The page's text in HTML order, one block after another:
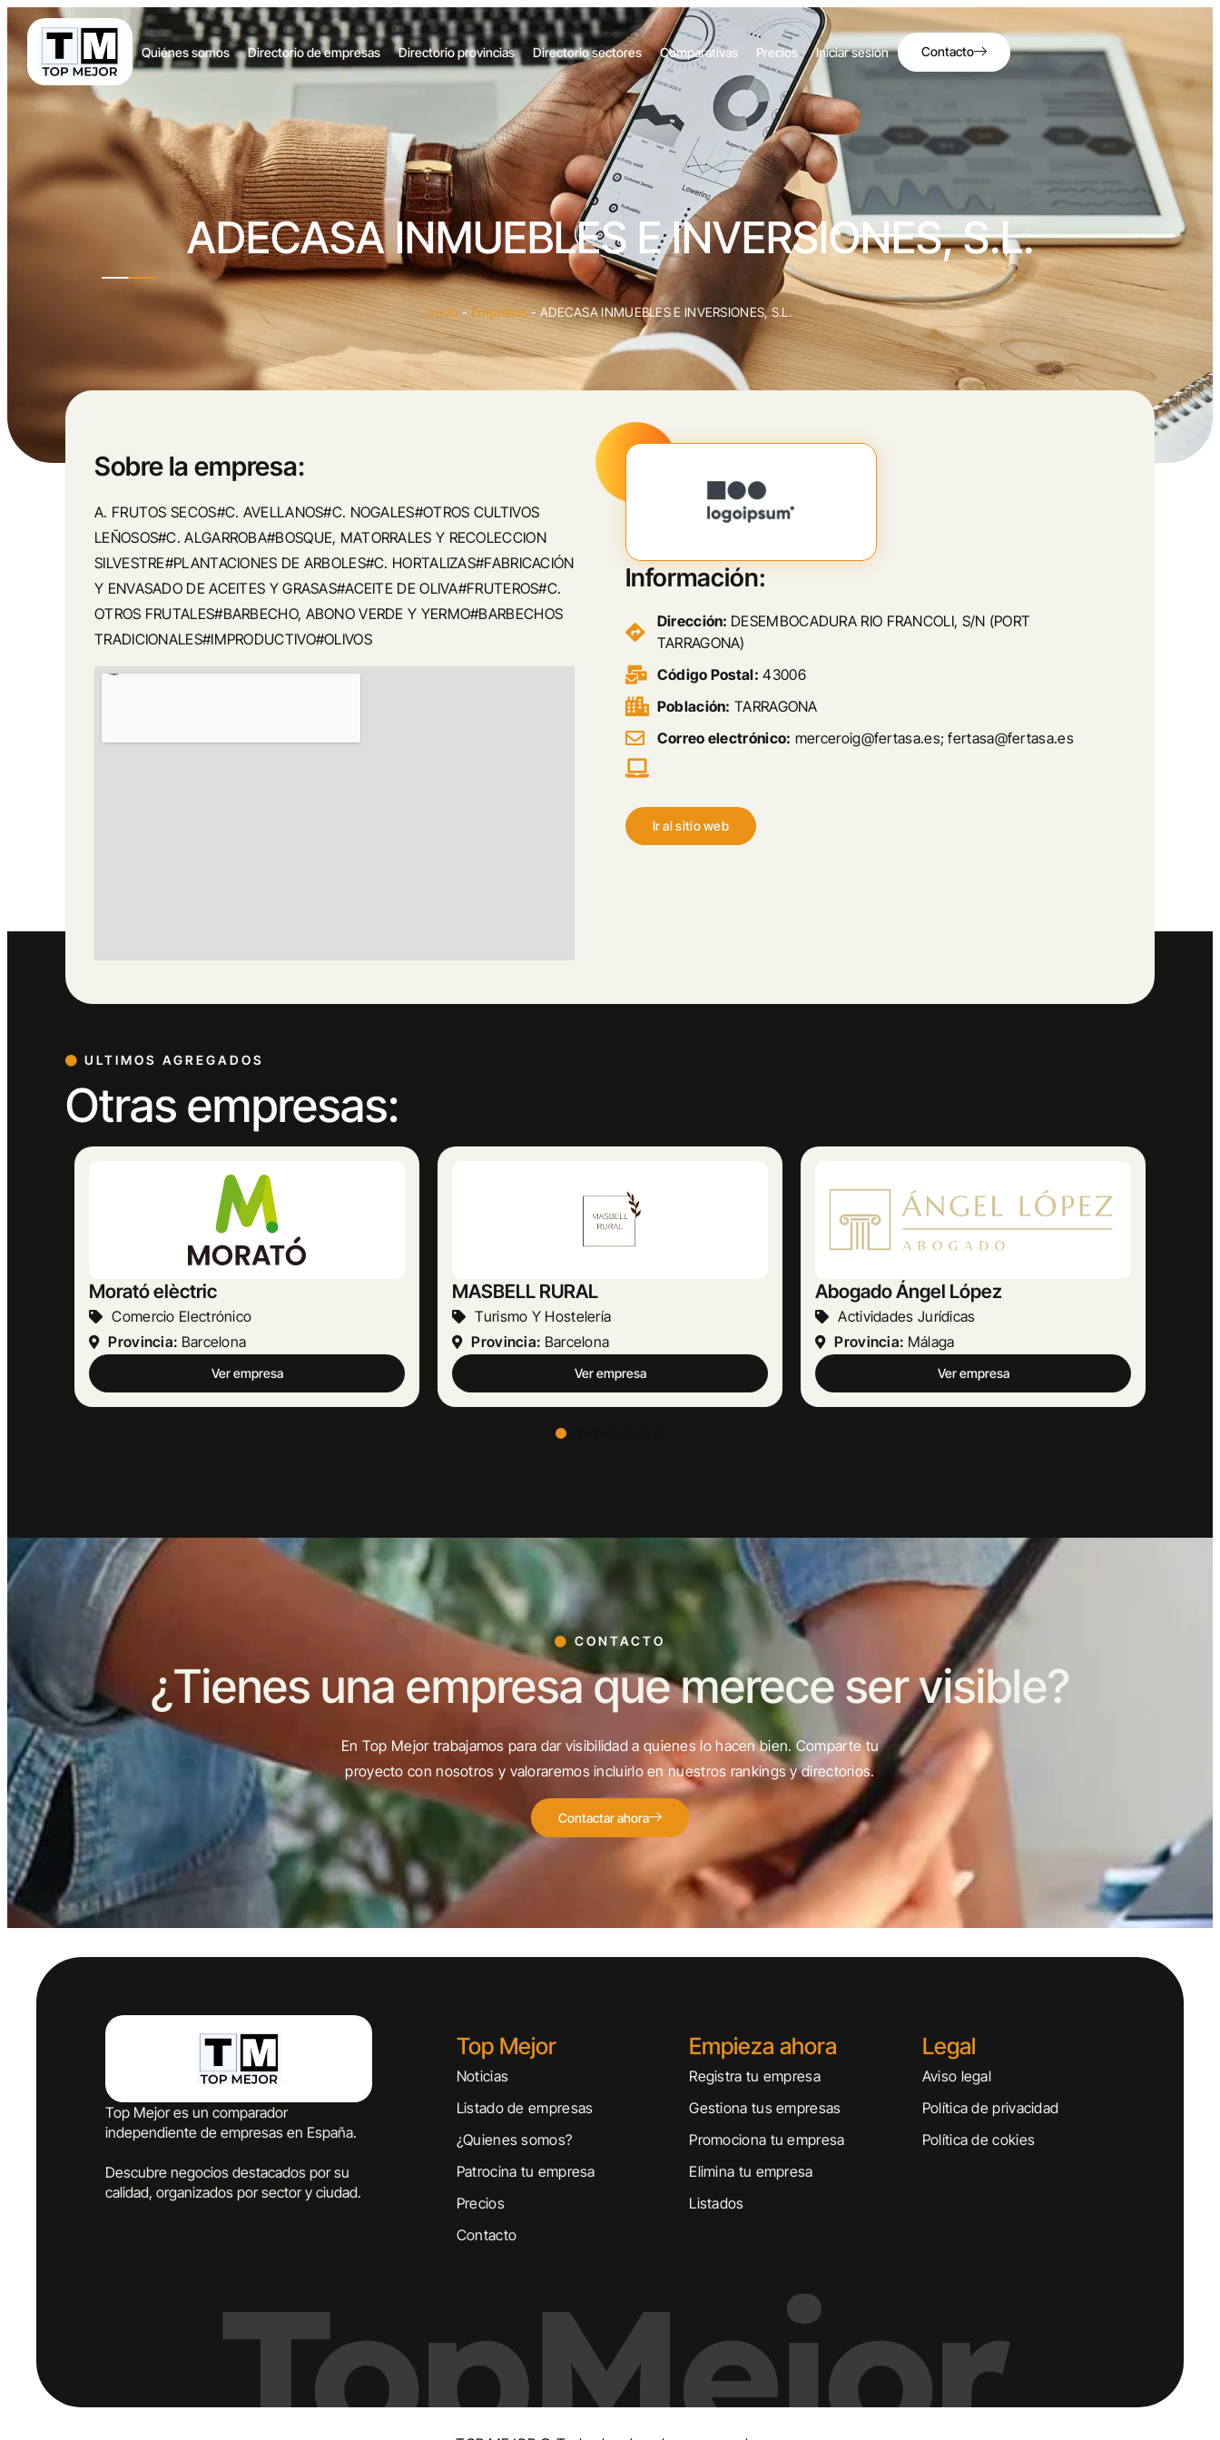
Quiénes somos Directorio de empresas Directorio provincias Directorio sectores Comparativas Precios Iniciar sesión Contacto
ADECASA INMUEBLES E INVERSIONES, S.L.
Inicio - Empresas-ADECASA INMUEBLES E INVERSIONES, S.L.
Sobre la empresa:
A. FRUTOS SECOS#C. AVELLANOS#C. NOGALES#OTROS CULTIVOS
LEÑOSOS#C. ALGARROBA#BOSQUE, MATORRALES Y RECOLECCION
SILVESTRE#PLANTACIONES DE ARBOLES#C. HORTALIZAS#FABRICACIÓN
Y ENVASADO DE ACEITES Y GRASAS#ACEITE DE OLIVA#FRUTEROS#C.
OTROS FRUTALES#BARBECHO, ABONO VERDE Y YERMO#BARBECHOS
TRADICIONALES#IMPRODUCTIVO#OLIVOS
Información:
Dirección: DESEMBOCADURA RIO FRANCOLI, S/N (PORT
TARRAGONA)
Código Postal: 43006
Población: TARRAGONA
Correo electrónico: merceroig@fertasa.es; fertasa@fertasa.es
Ir al sitio web
ULTIMOS AGREGADOS
Otras empresas:
MASBELL RURAL
Turismo Y Hostelería
Provincia: Barcelona
Ver empresa
Abogado Ángel López
Actividades Jurídicas
Provincia: Málaga
Ver empresa
AMETRINA MUSIC
Otras Actividades Empresariales
Provincia: Barcelona
Ver empresa
CONTACTO
¿Tienes una empresa que merece ser visible?
En Top Mejor trabajamos para dar visibilidad a quienes lo hacen bien. Comparte tu
proyecto con nosotros y valoraremos incluirlo en nuestros rankings y directorios.
Contactar ahora
Top Mejor es un comparador
independiente de empresas en España.
Descubre negocios destacados por su
calidad, organizados por sector y ciudad.
Top Mejor
Noticias
Listado de empresas
¿Quienes somos?
Patrocina tu empresa
Precios
Contacto
Empieza ahora
Registra tu empresa
Gestiona tus empresas
Promociona tu empresa
Elimina tu empresa
Listados
Legal
Aviso legal
Política de privacidad
Política de cokies
TopMejor